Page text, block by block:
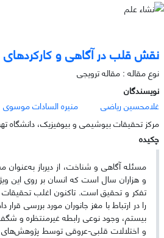
نقش قلب در آگاهی و
نوع مقاله : مقاله ترویجی
نویسندگان
غلامحسین ریاضی
منیره السادات موسوی
مرکز تحقیقات بیوشیمی و بیوفیزیک، دانشگاه
چکیده
مسئله آگاهی و شناخت، از دیرباز
و هزاران سال است که انسان بر روی این
تفکر و تحقیق است. تاکنون اغلب تحقیقات
را در ارتباط با مغز جانوران مورد بررسی
بیستم، وجود نوعی رابطه غیرمنتظره و
و اختلالات قلبی-عروقی توسط پژوهش‌های